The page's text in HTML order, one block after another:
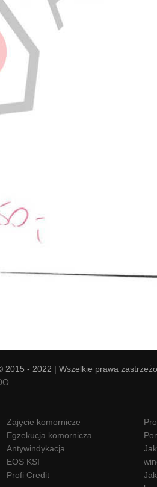
2015 - 2022 | Wszelkie prawa
Zajęcie komornicze
Egzekucja komornicza
Antywindykacja
EOS KSI
Profi Credit